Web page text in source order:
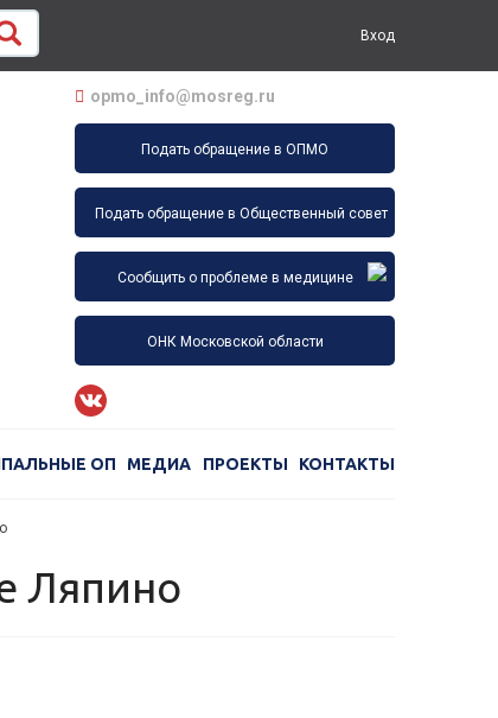
Вход
opmo_info@mosreg.ru
Подать обращение в ОПМО
Подать обращение в Общественный совет
Сообщить о проблеме в медицине
ОНК Московской области
ОП МЕДИА ПРОЕКТЫ КОНТАКТЫ
Ляпино